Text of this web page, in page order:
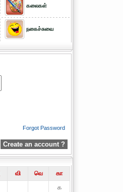
கலைகள்
நகைச்சுவை
Forgot Password
Create an account ?
வி வெ
கா
௧